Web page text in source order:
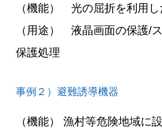
（機能） 光の屈折を利用
（用途） 液晶画面の保護/
保護処理
事例２）避難誘導機器
（機能） 漁村等危険地域に